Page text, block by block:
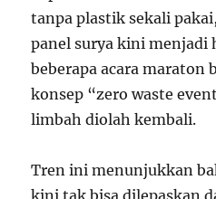
tanpa plastik sekali
panel surya kini menjadi
beberapa acara maraton
konsep “zero waste
limbah diolah kembali.
Tren ini menunjukkan